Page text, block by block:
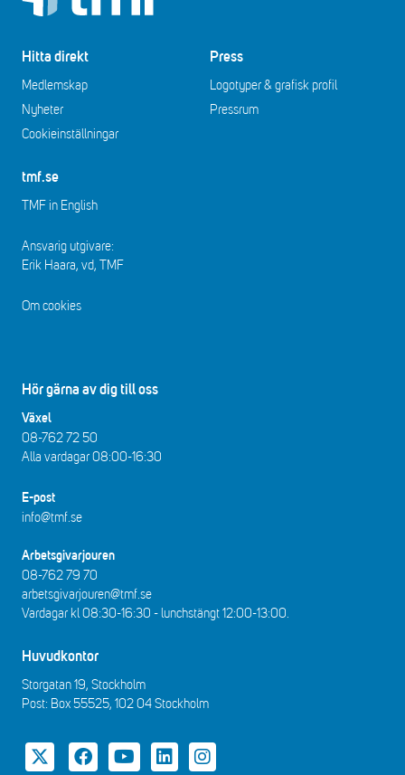
Hitta direkt
Medlemskap
Nyheter
Cookieinställningar
Press
Logotyper & grafisk profil
Pressrum
tmf.se
TMF in English
Ansvarig utgivare:
Erik Haara, vd, TMF
Om cookies
Hör gärna av dig till oss
Växel
08-762 72 50
Alla vardagar 08:00-16:30​​
E-post
info@tmf.se
Arbetsgivarjouren
08-762 79 70
arbetsgivarjouren@tmf.se
Vardagar kl 08:30-16:30 - lunchstängt 12:00-13:00​.
Huvudkontor
Storgatan 19, Stockholm
Post: Box 55525, 102 04 Stockholm
TwitterFacebook
YouTubeLinkedInInstagram